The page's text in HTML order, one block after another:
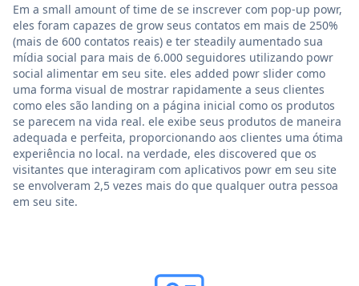
Em a small amount of time de se inscrever com pop-up powr,
eles foram capazes de grow seus contatos em mais de 250%
(mais de 600 contatos reais) e ter steadily aumentado sua
mídia social para mais de 6.000 seguidores utilizando powr
social alimentar em seu site. eles added powr slider como
uma forma visual de mostrar rapidamente a seus clientes
como eles são landing on a página inicial como os produtos
se parecem na vida real. ele exibe seus produtos de maneira
adequada e perfeita, proporcionando aos clientes uma ótima
experiência no local. na verdade, eles discovered que os
visitantes que interagiram com aplicativos powr em seu site
se envolveram 2,5 vezes mais do que qualquer outra pessoa
em seu site.